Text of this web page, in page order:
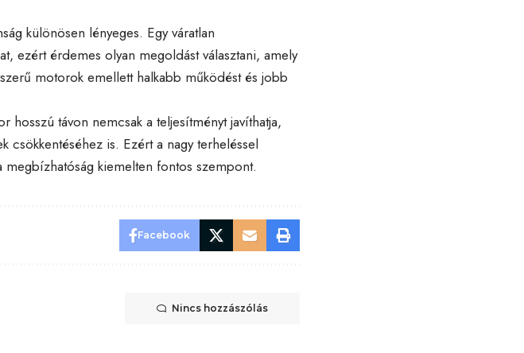
különösen lényeges. Egy váratlan
ezért érdemes olyan megoldást választani, amely
motorok emellett halkabb működést és jobb
hosszú távon nemcsak a teljesítményt javíthatja,
csökkentéséhez is. Ezért a nagy terheléssel
kiemelten fontos szempont.
Facebook
Nincs hozzászólás